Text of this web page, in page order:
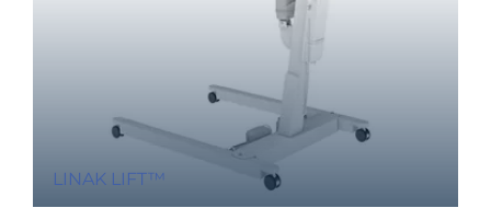
LINAK LIFT™